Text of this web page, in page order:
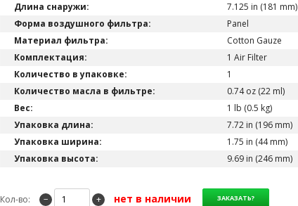
Длина снаружи:
7.125 in (181 mm)
Форма воздушного фильтра:
Panel
Материал фильтра:
Cotton Gauze
Комплектация:
1 Air Filter
Количество в упаковке:
1
Количество масла в фильтре:
0.74 oz (22 ml)
Вес:
1 lb (0.5 kg)
Упаковка длина:
7.72 in (196 mm)
Упаковка ширина:
1.75 in (44 mm)
Упаковка высота:
9.69 in (246 mm)
Кол-во: − + нет в наличии